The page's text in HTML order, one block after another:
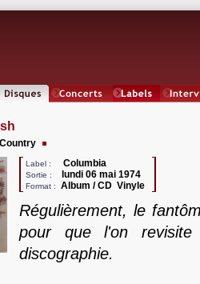
Label : Columbia
Sortie : lundi 06 mai 1974
Format : Album / CD Vinyle
Régulièrement, le
pour que l'on revisite
discographie.